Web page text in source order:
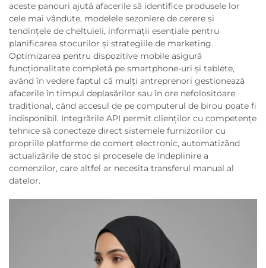
aceste panouri ajută afacerile să identifice produsele lor
cele mai vândute, modelele sezoniere de cerere și
tendințele de cheltuieli, informații esențiale pentru
planificarea stocurilor și strategiile de marketing.
Optimizarea pentru dispozitive mobile asigură
funcționalitate completă pe smartphone-uri și tablete,
având în vedere faptul că mulți antreprenori gestionează
afacerile în timpul deplasărilor sau în ore nefolositoare
tradițional, când accesul de pe computerul de birou poate fi
indisponibil. Integrările API permit clienților cu competențe
tehnice să conecteze direct sistemele furnizorilor cu
propriile platforme de comerț electronic, automatizând
actualizările de stoc și procesele de îndeplinire a
comenzilor, care altfel ar necesita transferul manual al
datelor.